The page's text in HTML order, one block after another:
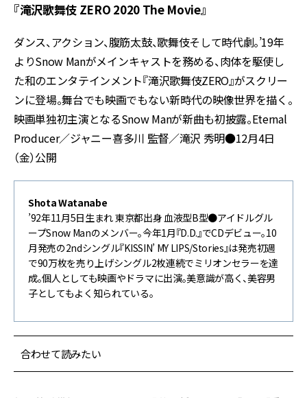
『滝沢歌舞伎 ZERO 2020 The Movie』
ダンス、アクション、腹筋太鼓、歌舞伎そして時代劇――。’19年
よりSnow Manがメインキャストを務める、肉体を駆使し
た和のエンタテインメント『滝沢歌舞伎ZERO』がスクリー
ンに登場。舞台でも映画でもない新時代の映像世界を描く。
映画単独初主演となるSnow Manが新曲も初披露。Eternal
Producer／ジャニー喜多川 監督／滝沢 秀明●12月4日
（金）公開
Shota Watanabe
’92年11月5日生まれ 東京都出身 血液型B型●アイドルグル
ープSnow Manのメンバー。今年1月『D.D.』でCDデビュー。10
月発売の2ndシングル『KISSIN’ MY LIPS/Stories』は発売初週
で90万枚を売り上げシングル2枚連続でミリオンセラーを達
成。個人としても映画やドラマに出演。美意識が高く、美容男
子としてもよく知られている。
合わせて読みたい